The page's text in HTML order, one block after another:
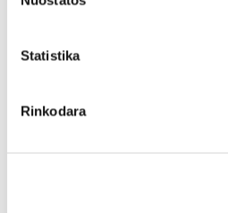
Statistika
Rinkodara